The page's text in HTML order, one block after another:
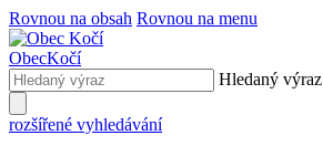
Rovnou na obsah Rovnou na menu
ObecKočí
Hledaný výraz
rozšířené vyhledávání